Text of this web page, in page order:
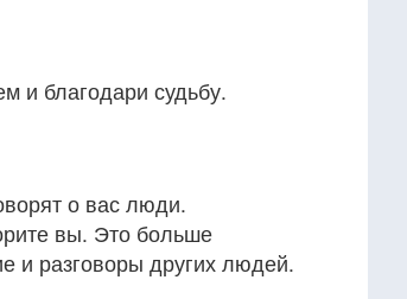
и благодари судьбу.
о вас люди.
вы. Это больше
и разговоры других людей.